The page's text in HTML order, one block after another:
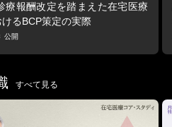
療報酬改定を踏まえた在宅医療
るBCP策定の実際
すべて見る